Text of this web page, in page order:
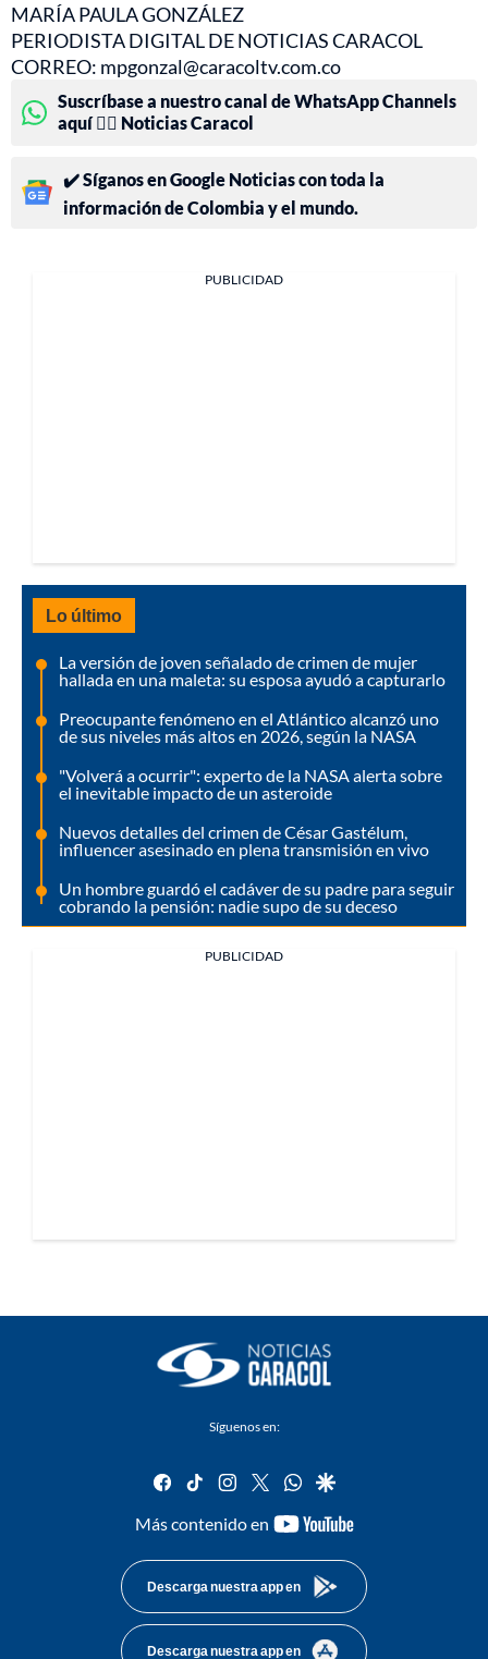
MARÍA PAULA GONZÁLEZ
PERIODISTA DIGITAL DE NOTICIAS CARACOL
CORREO: mpgonzal@caracoltv.com.co
Suscríbase a nuestro canal de WhatsApp Channels
aquí 👉🏻 Noticias Caracol
✔️ Síganos en Google Noticias con toda la
información de Colombia y el mundo.
PUBLICIDAD
Lo último
La versión de joven señalado de crimen de mujer
hallada en una maleta: su esposa ayudó a capturarlo
Preocupante fenómeno en el Atlántico alcanzó uno
de sus niveles más altos en 2026, según la NASA
"Volverá a ocurrir": experto de la NASA alerta sobre
el inevitable impacto de un asteroide
Nuevos detalles del crimen de César Gastélum,
influencer asesinado en plena transmisión en vivo
Un hombre guardó el cadáver de su padre para seguir
cobrando la pensión: nadie supo de su deceso
PUBLICIDAD
Síguenos en:
facebook
tiktok instagram
twitterwhatsapp
google
Más contenido en
youtube-
Descarga nuestra app en
Descarga nuestra app en